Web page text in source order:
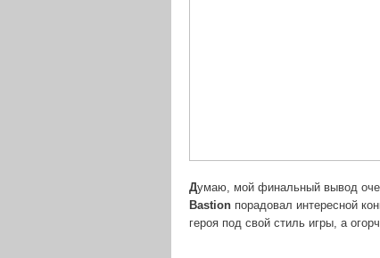
Думаю, мой финальный вывод
Bastion порадовал интересной
героя под свой стиль игры, а